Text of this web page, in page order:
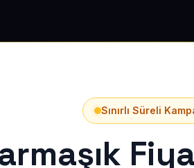
Sınırlı Süreli